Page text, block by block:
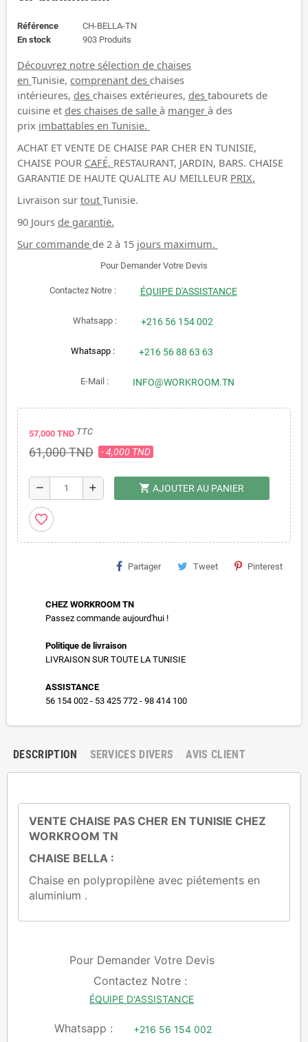
Référence
CH-BELLA-TN
En stock
903 Produits
Découvrez notre sélection de chaises
en Tunisie, comprenant des chaises
intérieures, des chaises extérieures, des tabourets de
cuisine et des chaises de salle à manger à des
prix imbattables en Tunisie.
ACHAT ET VENTE DE CHAISE PAR CHER EN TUNISIE,
CHAISE POUR CAFÉ, RESTAURANT, JARDIN, BARS. CHAISE
GARANTIE DE HAUTE QUALITE AU MEILLEUR PRIX.
Livraison sur tout Tunisie.
90 Jours de garantie.
Sur commande de 2 à 15 jours maximum.
Pour Demander Votre Devis
Contactez Notre : ÉQUIPE D'ASSISTANCE
Whatsapp : +216 56 154 002
Whatsapp : +216 56 88 63 63
E-Mail : INFO@WORKROOM.TN
57,000 TND TTC
61,000 TND - 4,000 TND
remove add shopping_cart AJOUTER AU PANIER
favorite_border
Partager Tweet Pinterest
CHEZ WORKROOM TN
Passez commande aujourd'hui !
Politique de livraison
LIVRAISON SUR TOUTE LA TUNISIE
ASSISTANCE
56 154 002 - 53 425 772 - 98 414 100
DESCRIPTION SERVICES DIVERS AVIS CLIENT
VENTE CHAISE PAS CHER EN TUNISIE CHEZ
WORKROOM TN
CHAISE BELLA :
Chaise en polypropilène avec piétements en
aluminium .
Pour Demander Votre Devis
Contactez Notre :
ÉQUIPE D'ASSISTANCE
Whatsapp : +216 56 154 002